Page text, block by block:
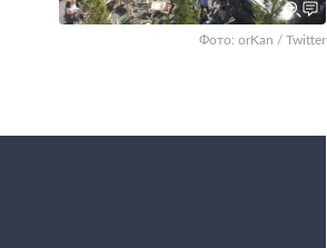
Фото: orKan / Twitter